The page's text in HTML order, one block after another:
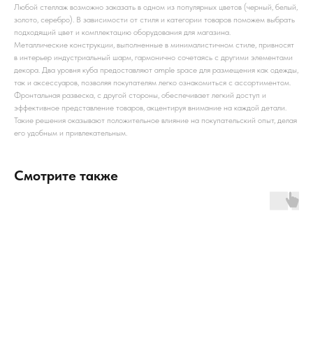
Любой стеллаж возможно заказать в одном из популярных цветов (черный, белый,
золото, серебро). В зависимости от стиля и категории товаров поможем выбрать
подходящий цвет и комплектацию оборудования для магазина.
Металлические конструкции, выполненные в минималистичном стиле, привносят
в интерьер индустриальный шарм, гармонично сочетаясь с другими элементами
декора. Два уровня куба предоставляют ample space для размещения как одежды,
так и аксессуаров, позволяя покупателям легко ознакомиться с ассортиментом.
Фронтальная развеска, с другой стороны, обеспечивает легкий доступ и
эффективное представление товаров, акцентируя внимание на каждой детали.
Такие решения оказывают положительное влияние на покупательский опыт, делая
его удобным и привлекательным.
Смотрите также